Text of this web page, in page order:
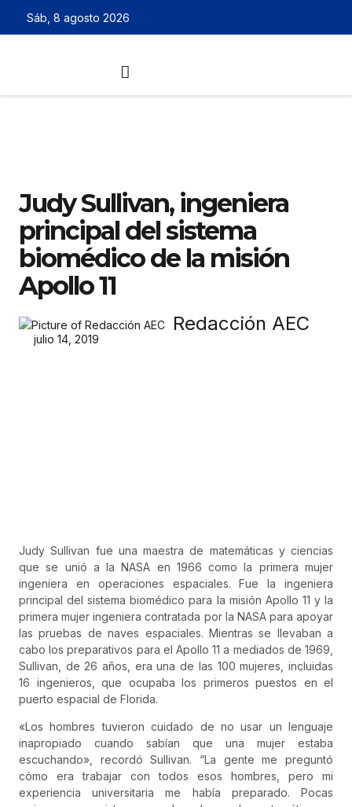
Sáb, 8 agosto 2026
Judy Sullivan, ingeniera
principal del sistema
biomédico de la misión
Apollo 11
Redacción AEC
julio 14, 2019
Judy Sullivan fue una maestra de matemáticas y ciencias
que se unió a la NASA en 1966 como la primera mujer
ingeniera en operaciones espaciales. Fue la ingeniera
principal del sistema biomédico para la misión Apollo 11 y la
primera mujer ingeniera contratada por la NASA para apoyar
las pruebas de naves espaciales. Mientras se llevaban a
cabo los preparativos para el Apollo 11 a mediados de 1969,
Sullivan, de 26 años, era una de las 100 mujeres, incluidas
16 ingenieros, que ocupaba los primeros puestos en el
puerto espacial de Florida.
«Los hombres tuvieron cuidado de no usar un lenguaje
inapropiado cuando sabían que una mujer estaba
escuchando», recordó Sullivan. “La gente me preguntó
cómo era trabajar con todos esos hombres, pero mi
experiencia universitaria me había preparado. Pocas